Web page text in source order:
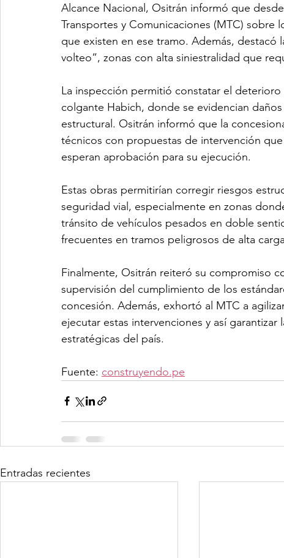
Alcance Nacional, Ositrán informó que
Transportes y Comunicaciones (MTC) sobre
que existen en ese tramo. Además, destacó
volteo”, zonas con alta siniestralidad que
La inspección permitió constatar el
colgante Habich, donde se evidencian
estructural. Ositrán informó que la
técnicos con propuestas de intervención
esperan aprobación para su ejecución.
Estas obras permitirían corregir riesgos
seguridad vial, especialmente en zonas
tránsito de vehículos pesados en doble
frecuentes en tramos peligrosos de alta
Finalmente, Ositrán reiteró su compromiso
supervisión del cumplimiento de los
concesión. Además, exhortó al MTC a
ejecutar estas intervenciones y así
estratégicas del país.
Fuente: construyendo.pe
Entradas recientes